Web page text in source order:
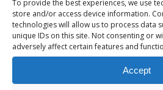
To provide the best experiences, we use
store and/or access device information.
technologies will allow us to process data
unique IDs on this site. Not consenting or
adversely affect certain features and
Accept
Localitá
Monastero San Leonardo
Categoria Evento